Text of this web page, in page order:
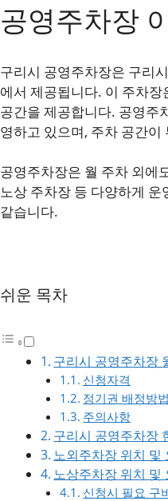
공영주차장
구리시 공영주차장은 구리
에서 제공됩니다. 이 주차
공간을 제공합니다. 공영주
영하고 있으며, 주차 공간
공영주차장은 월 주차 외에
노상 주차장 등 다양하게
같습니다.
쉬운 목차
구리시 공영주차장
신청자격
정기권 배정방법
주의사항
구리시 공영주차장
노외주차장 위치 및
노상주차장 위치 및
신청시 필요 구